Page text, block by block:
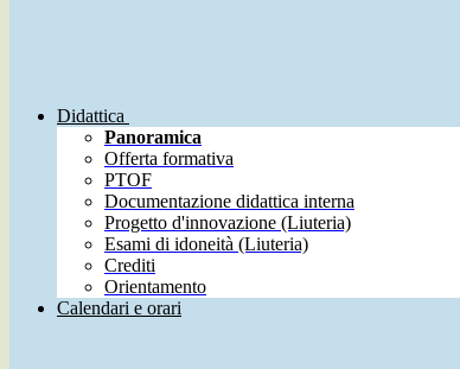
Didattica
Panoramica
Offerta formativa
PTOF
Documentazione didattica interna
Progetto d'innovazione (Liuteria)
Esami di idoneità (Liuteria)
Crediti
Orientamento
Calendari e orari